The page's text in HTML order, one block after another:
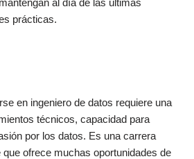
prácticas.
en ingeniero de datos requiere una
técnicos, capacidad para
por los datos. Es una carrera
ofrece muchas oportunidades de